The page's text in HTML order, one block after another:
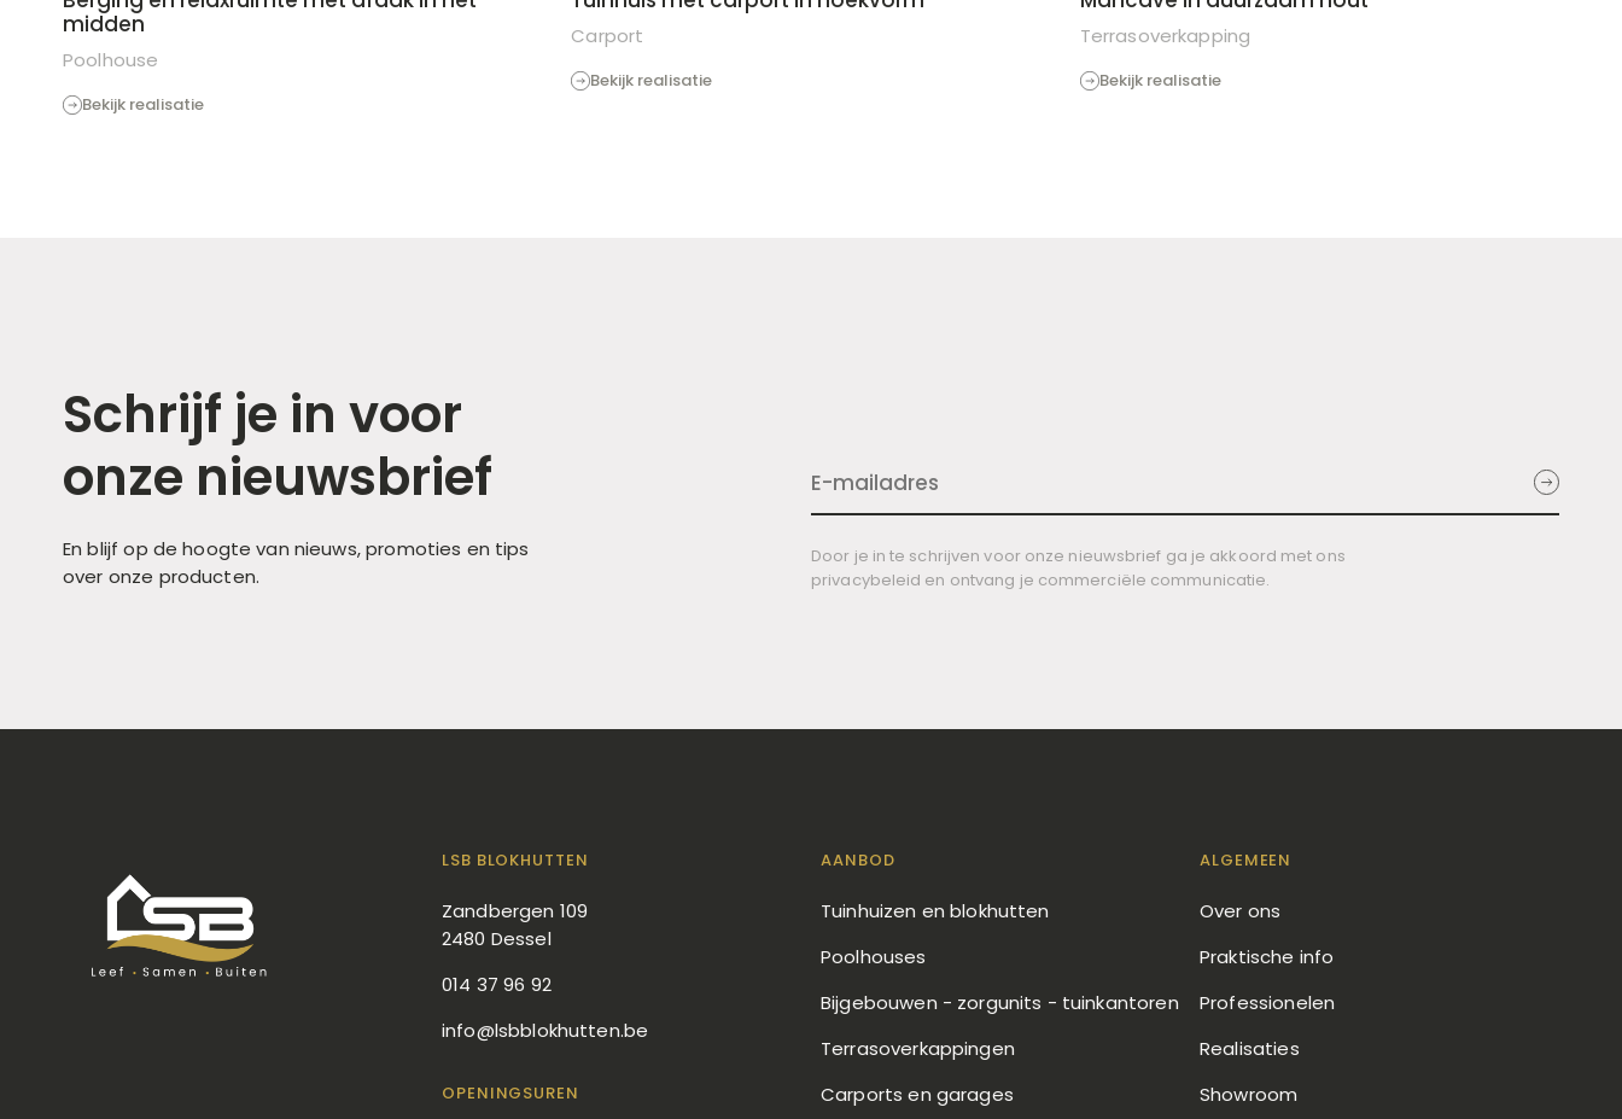
midden
Poolhouse
Bekijk realisatie
Carport
Bekijk realisatie
Terrasoverkapping
Bekijk realisatie
Schrijf je in voor
onze nieuwsbrief
En blijf op de hoogte van nieuws, promoties en tips
over onze producten.
Door je in te schrijven voor onze nieuwsbrief ga je akkoord met ons
privacybeleid en ontvang je commerciële communicatie.
LSB BLOKHUTTEN
Zandbergen 109
2480 Dessel
014 37 96 92
info@lsbblokhutten.be
OPENINGSUREN
AANBOD
Tuinhuizen en blokhutten
Poolhouses
Bijgebouwen - zorgunits - tuinkantoren
Terrasoverkappingen
Carports en garages
ALGEMEEN
Over ons
Praktische info
Professionelen
Realisaties
Showroom